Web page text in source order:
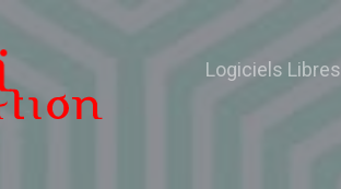
Logiciels Libres